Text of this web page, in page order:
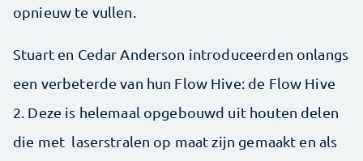
opnieuw te vullen.
Stuart en Cedar Anderson introduceerden onlangs
een verbeterde van hun Flow Hive: de Flow Hive
2. Deze is helemaal opgebouwd uit houten delen
die met laserstralen op maat zijn gemaakt en als